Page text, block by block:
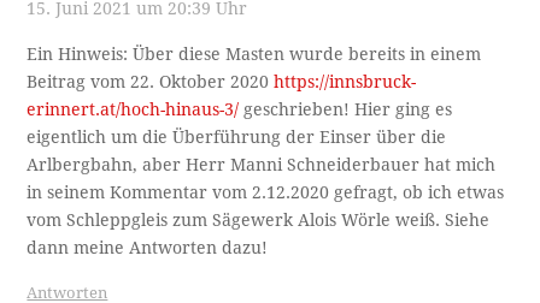
15. Juni 2021 um 20:39 Uhr
Ein Hinweis: Über diese Masten wurde bereits in einem
Beitrag vom 22. Oktober 2020https://innsbruck-
erinnert.at/hoch-hinaus-3/ geschrieben! Hier ging es
eigentlich um die Überführung der Einser über die
Arlbergbahn, aber Herr Manni Schneiderbauer hat mich
in seinem Kommentar vom 2.12.2020 gefragt, ob ich etwas
vom Schleppgleis zum Sägewerk Alois Wörle weiß. Siehe
dann meine Antworten dazu!
Antworten